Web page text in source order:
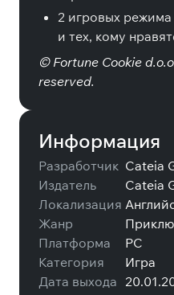
2 игровых
и тех, кому
© Fortune Cookie
reserved.
Информация
Разработчик Cateia
Издатель
Cateia
Локализация
Жанр
Платформа
PC
Категория
Игра
Дата выхода